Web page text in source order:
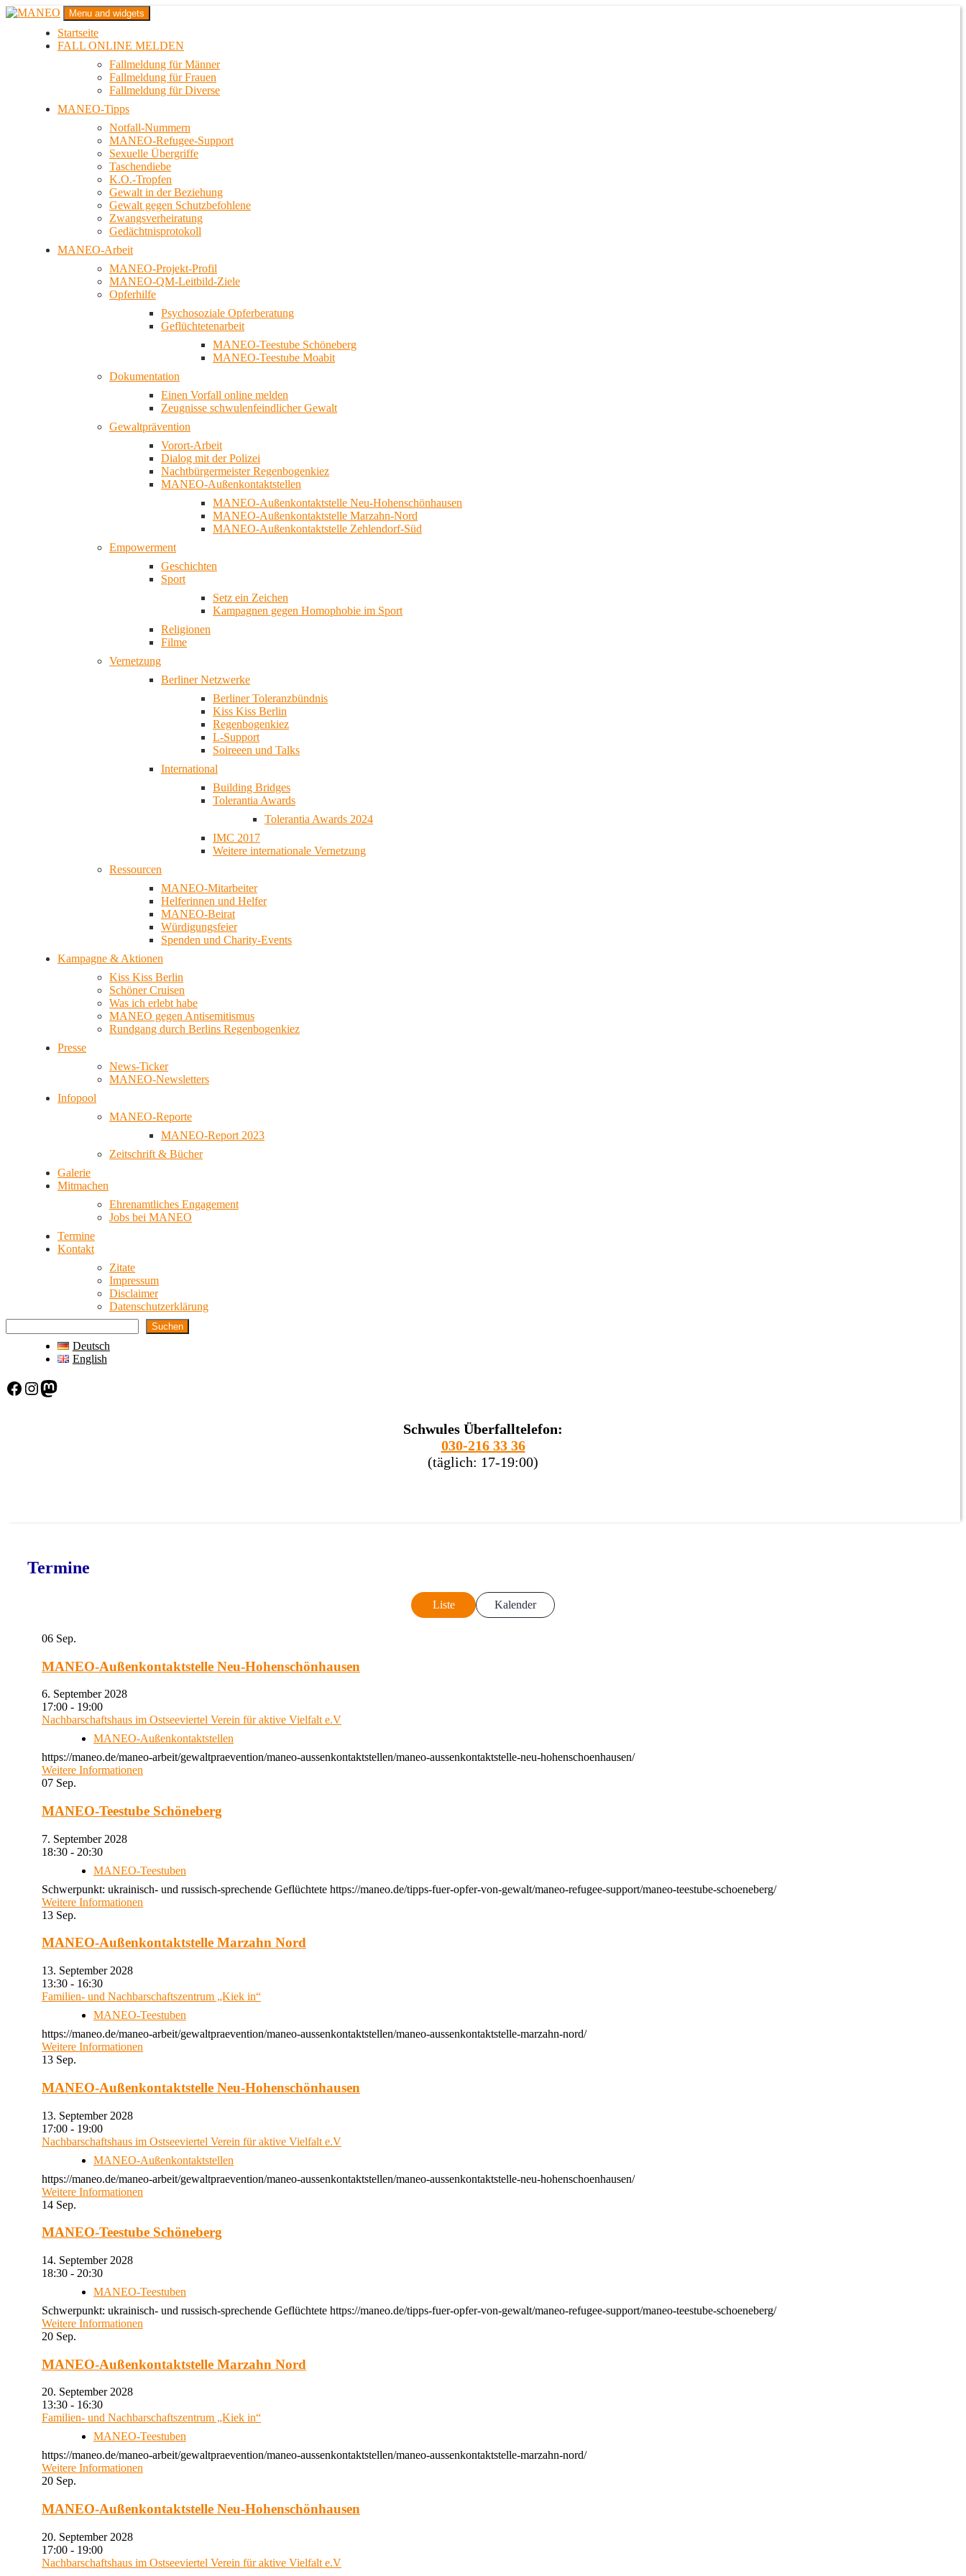
Zum
MANEO
Das schwule Anti-Gewalt-Projekt in Berlin
Menu and widgets
Startseite
FALL ONLINE MELDEN
Fallmeldung für Männer
Fallmeldung für Frauen
Fallmeldung für Diverse
MANEO-Tipps
Notfall-Nummern
MANEO-Refugee-Support
Sexuelle Übergriffe
Taschendiebe
K.O.-Tropfen
Gewalt in der Beziehung
Gewalt gegen Schutzbefohlene
Zwangsverheiratung
Gedächtnisprotokoll
MANEO-Arbeit
MANEO-Projekt-Profil
MANEO-QM-Leitbild-Ziele
Opferhilfe
Psychosoziale Opferberatung
Geflüchtetenarbeit
MANEO-Teestube Schöneberg
MANEO-Teestube Moabit
Dokumentation
Einen Vorfall online melden
Zeugnisse schwulenfeindlicher Gewalt
Gewaltprävention
Vorort-Arbeit
Dialog mit der Polizei
Nachtbürgermeister Regenbogenkiez
MANEO-Außenkontaktstellen
MANEO-Außenkontaktstelle Neu-Hohenschönhausen
MANEO-Außenkontaktstelle Marzahn-Nord
MANEO-Außenkontaktstelle Zehlendorf-Süd
Empowerment
Geschichten
Sport
Setz ein Zeichen
Kampagnen gegen Homophobie im Sport
Religionen
Filme
Vernetzung
Berliner Netzwerke
Berliner Toleranzbündnis
Kiss Kiss Berlin
Regenbogenkiez
L-Support
Soireeen und Talks
International
Building Bridges
Tolerantia Awards
Tolerantia Awards 2024
IMC 2017
Weitere internationale Vernetzung
Ressourcen
MANEO-Mitarbeiter
Helferinnen und Helfer
MANEO-Beirat
Würdigungsfeier
Spenden und Charity-Events
Kampagne & Aktionen
Kiss Kiss Berlin
Schöner Cruisen
Was ich erlebt habe
MANEO gegen Antisemitismus
Rundgang durch Berlins Regenbogenkiez
Presse
News-Ticker
MANEO-Newsletters
Infopool
MANEO-Reporte
MANEO-Report 2023
Zeitschrift & Bücher
Galerie
Mitmachen
Ehrenamtliches Engagement
Jobs bei MANEO
Termine
Kontakt
Zitate
Impressum
Disclaimer
Datenschutzerklärung
Suchen
Deutsch
English
Facebook Instagram Mastodon
Schwules Überfalltelefon:
030-216 33 36
(täglich: 17-19:00)
Termine
Liste Kalender
06 Sep.
MANEO-Außenkontaktstelle Neu-Hohenschönhausen
6. September 2028
17:00 - 19:00
Nachbarschaftshaus im Ostseeviertel Verein für aktive Vielfalt e.V
MANEO-Außenkontaktstellen
https://maneo.de/maneo-arbeit/gewaltpraevention/maneo-aussenkontaktstellen/maneo-aussenkontaktstelle-neu-hohenschoenhausen/
Weitere Informationen
07 Sep.
MANEO-Teestube Schöneberg
7. September 2028
18:30 - 20:30
MANEO-Teestuben
Schwerpunkt: ukrainisch- und russisch-sprechende Geflüchtete https://maneo.de/tipps-fuer-opfer-von-gewalt/maneo-refugee-support/maneo-teestube-schoeneberg/
Weitere Informationen
13 Sep.
MANEO-Außenkontaktstelle Marzahn Nord
13. September 2028
13:30 - 16:30
Familien- und Nachbarschaftszentrum „Kiek in“
MANEO-Teestuben
https://maneo.de/maneo-arbeit/gewaltpraevention/maneo-aussenkontaktstellen/maneo-aussenkontaktstelle-marzahn-nord/
Weitere Informationen
13 Sep.
MANEO-Außenkontaktstelle Neu-Hohenschönhausen
13. September 2028
17:00 - 19:00
Nachbarschaftshaus im Ostseeviertel Verein für aktive Vielfalt e.V
MANEO-Außenkontaktstellen
https://maneo.de/maneo-arbeit/gewaltpraevention/maneo-aussenkontaktstellen/maneo-aussenkontaktstelle-neu-hohenschoenhausen/
Weitere Informationen
14 Sep.
MANEO-Teestube Schöneberg
14. September 2028
18:30 - 20:30
MANEO-Teestuben
Schwerpunkt: ukrainisch- und russisch-sprechende Geflüchtete https://maneo.de/tipps-fuer-opfer-von-gewalt/maneo-refugee-support/maneo-teestube-schoeneberg/
Weitere Informationen
20 Sep.
MANEO-Außenkontaktstelle Marzahn Nord
20. September 2028
13:30 - 16:30
Familien- und Nachbarschaftszentrum „Kiek in“
MANEO-Teestuben
https://maneo.de/maneo-arbeit/gewaltpraevention/maneo-aussenkontaktstellen/maneo-aussenkontaktstelle-marzahn-nord/
Weitere Informationen
20 Sep.
MANEO-Außenkontaktstelle Neu-Hohenschönhausen
20. September 2028
17:00 - 19:00
Nachbarschaftshaus im Ostseeviertel Verein für aktive Vielfalt e.V